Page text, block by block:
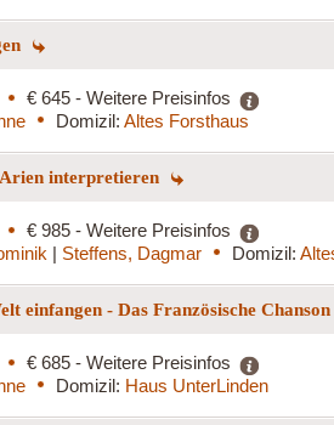
€ 645 - Weitere Preisinfos
Domizil: Altes Forsthaus
interpretieren
€ 985 - Weitere Preisinfos
| Steffens, Dagmar Domizil:
einfangen - Das Französische
€ 685 - Weitere Preisinfos
Domizil: Haus UnterLinden